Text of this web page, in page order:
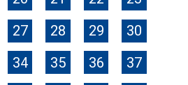
27 28 29
30
34 35 36
37